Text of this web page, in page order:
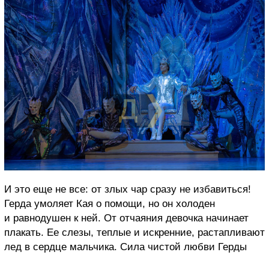
И это еще не все: от злых чар сразу не избавиться!
Герда умоляет Кая о помощи, но он холоден
и равнодушен к ней. От отчаяния девочка начинает
плакать. Ее слезы, теплые и искренние, растапливают
лед в сердце мальчика. Сила чистой любви Герды